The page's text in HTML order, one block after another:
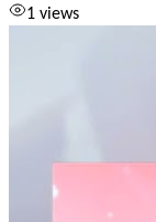
1 views